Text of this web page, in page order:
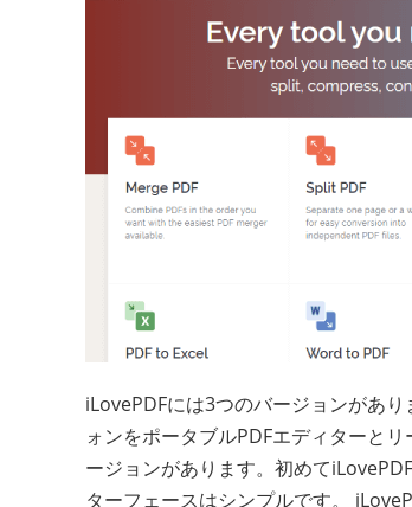
iLovePDFには3つのバージョンがあ
ォンをポータブルPDFエディターと
ージョンがあります。初めて
ターフェースはシンプルです。